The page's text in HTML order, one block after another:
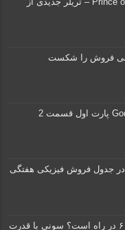
ادامه صدرنشینی FIFA 23 در جدول فروش فیزیکی هفتگی
کنسول دستی پلی‌استیشن ۶ در راه است؟ سونی با قدرت